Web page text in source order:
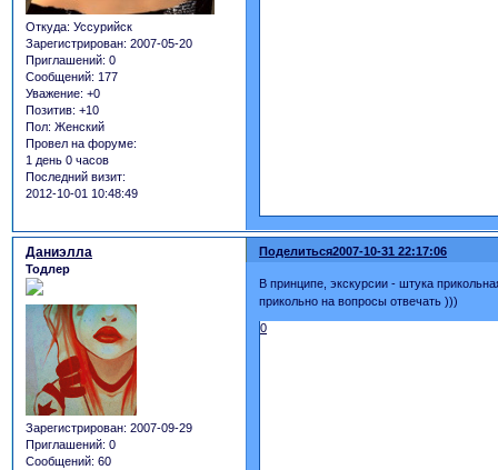
Откуда: Уссурийск
Зарегистрирован: 2007-05-20
Приглашений: 0
Сообщений: 177
Уважение: +0
Позитив: +10
Пол: Женский
Провел на форуме:
1 день 0 часов
Последний визит:
2012-10-01 10:48:49
Поделиться2007-10-31 22:17:06
Даниэлла
Тодлер
Зарегистрирован: 2007-09-29
Приглашений: 0
Сообщений: 60
В принципе, экскурсии - штука
прикольно на вопросы отвечать )))
0